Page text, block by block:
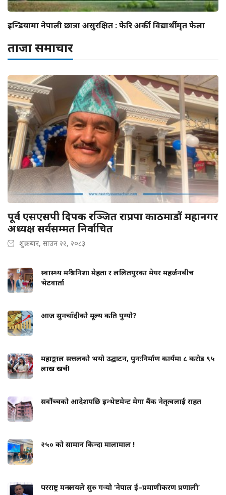
इन्डियामा नेपाली छात्रा असुरक्षित : फेरि अर्की विद्यार्थी मृत फेला
ताजा समाचार
पूर्व एसएसपी दिपक रञ्जित राप्रपा काठमाडौं महानगर
अध्यक्ष सर्वसम्मत निर्वाचित
शुक्रबार, साउन २२, २०८३
स्वास्थ्य मन्त्री निशा मेहता र ललितपुरका मेयर महर्जनबीच
भेटवार्ता
आज सुनचाँदीको मूल्य कति पुग्यो?
महाङ्काल सत्तलको भयो उद्घाटन, पुनःनिर्माण कार्यमा ८ करोड ९५
लाख खर्च!
सर्वोच्चको आदेशपछि इन्भेष्टमेन्ट मेगा बैंक नेतृत्वलाई राहत
२५० को सामान किन्दा मालामाल !
परराष्ट्र मन्त्रालयले सुरु गर्‍यो ‘नेपाल ई–प्रमाणीकरण प्रणाली’